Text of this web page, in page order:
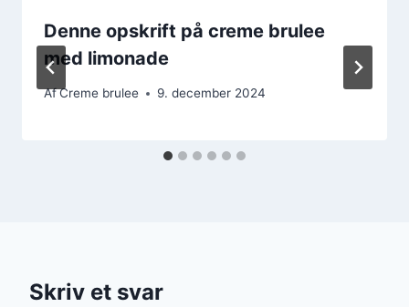
Denne opskrift på creme brulee
med limonade
AfCreme brulee 9. december 2024
Skriv et svar